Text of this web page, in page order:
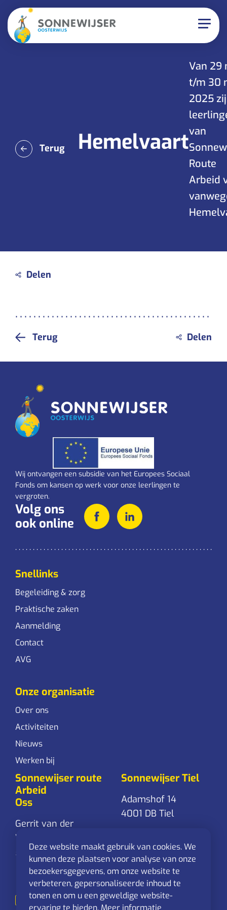
Deze website maakt gebruik van cookies. We
kunnen deze plaatsen voor analyse van onze
bezoekersgegevens, om onze website te
verbeteren, gepersonaliseerde inhoud te
tonen en om u een geweldige website-
ervaring te bieden. Meer informatie
Terug Hemelvaart
Van 29
t/m 30
2025
van
Route
Arbeid
Terug
Wij ontvangen een subsidie van het Europees Sociaal
Fonds om kansen op werk voor onze leerlingen te
vergroten.
Volg ons
ook online
Snellinks
Begeleiding & zorg
Praktische zaken
Aanmelding
Contact
AVG
Onze organisatie
Over ons
Activiteiten
Nieuws
Werken bij
Sonnewijser route
Arbeid
Oss
Gerrit van der
Veenstraat 24
5348 RD Oss
0412-625 544
Stuur een
mail
Sonnewijser Tiel
Adamshof 14
4001 DB Tiel
Stuur een
mail